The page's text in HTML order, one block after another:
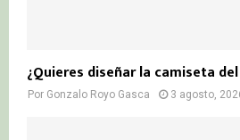
¿Quieres diseñar la camiseta
Por Gonzalo Royo Gasca 3 agosto,